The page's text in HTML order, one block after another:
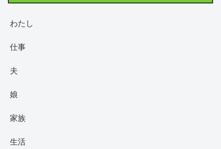
わたし
仕事
夫
娘
家族
生活